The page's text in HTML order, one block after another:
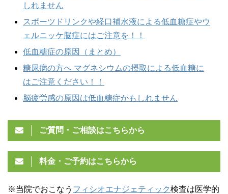
しれません
スポーツドリンクや経口補水液による低血糖症やウ
ェルニッケ脳症にはご注意を！！
低血糖症の原因（まとめ）
糖尿病の方へ マグネシウムの摂取による低血糖に
はご注意ください！！
脳疲労感の原因は低血糖症かもしれません
ご質問・ご相談はこちらから
料金・ご予約はこちらから
※当院でおこなう フィシオエナジェティック検査は医学的